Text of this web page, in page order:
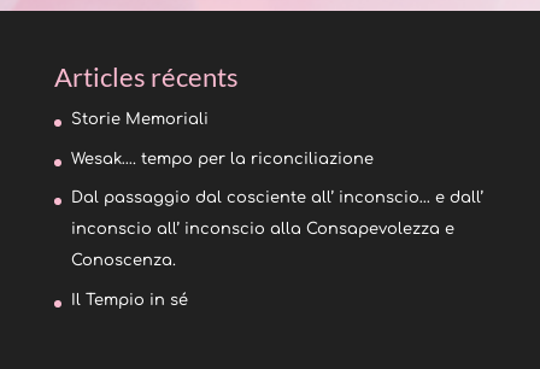
Articles récents
Storie Memoriali
Wesak…. tempo per la riconciliazione
Dal passaggio dal cosciente all’ inconscio… e dall’
inconscio all’ inconscio alla Consapevolezza e
Conoscenza.
Il Tempio in sé